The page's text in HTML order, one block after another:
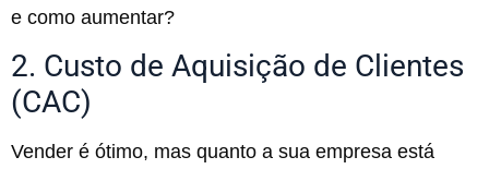
e como aumentar?
2. Custo de Aquisição de Clientes
(CAC)
Vender é ótimo, mas quanto a sua empresa está